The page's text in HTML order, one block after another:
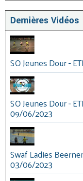
Dernières Vidéos
SO Jeunes Dour -
SO Jeunes Dour -
09/06/2023
Swaf Ladies
03/06/2023